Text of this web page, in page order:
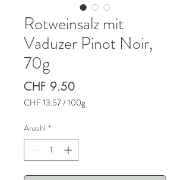
Rotweinsalz mit
Vaduzer Pinot Noir,
70g
CHF 9.50Preis
CHF 13.57/100g
pro
100
Anzahl *